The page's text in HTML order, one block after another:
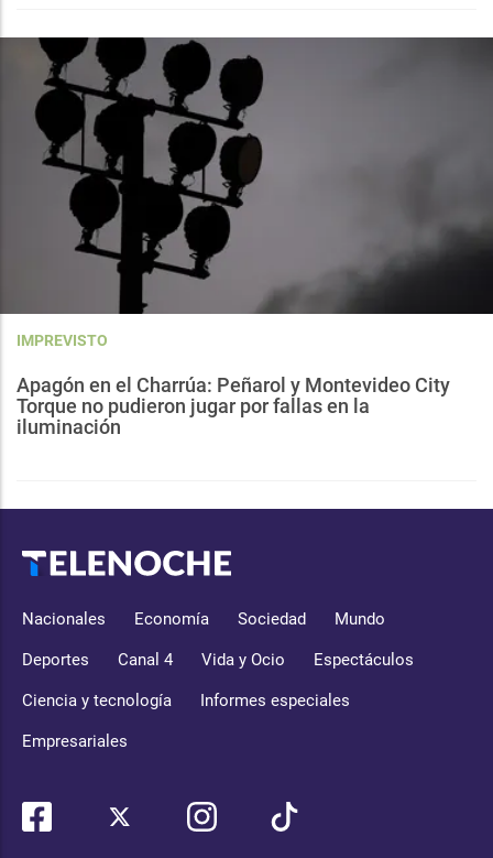
IMPREVISTO
Apagón en el Charrúa: Peñarol y Montevideo City
Torque no pudieron jugar por fallas en la
iluminación
Nacionales Economía Sociedad Mundo
Deportes Canal 4 Vida y Ocio Espectáculos
Ciencia y tecnología Informes especiales
Empresariales